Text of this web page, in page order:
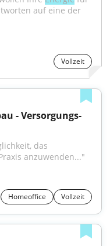
auf eine der
Vollzeit
- Versorgungs-
das
anzuwenden..."
Homeoffice Vollzeit